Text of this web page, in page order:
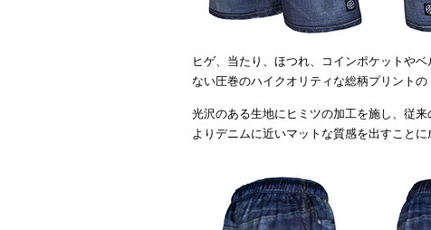
ヒゲ、当たり、ほつれ、コインポケットや
ない圧巻のハイクオリティな総柄プリントの
光沢のある生地にヒミツの加工を施し、従来
よりデニムに近いマットな質感を出すこと